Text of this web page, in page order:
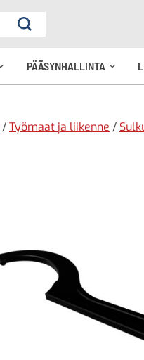
Hae
PÄÄSYNHALLINTA
/Työmaat ja liikenne /